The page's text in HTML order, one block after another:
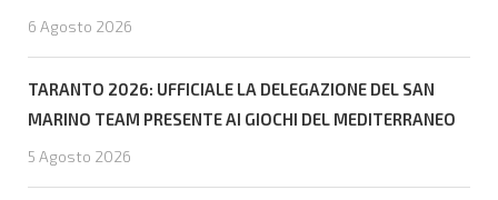
6 Agosto 2026
TARANTO 2026: UFFICIALE LA DELEGAZIONE DEL SAN
MARINO TEAM PRESENTE AI GIOCHI DEL MEDITERRANEO
5 Agosto 2026